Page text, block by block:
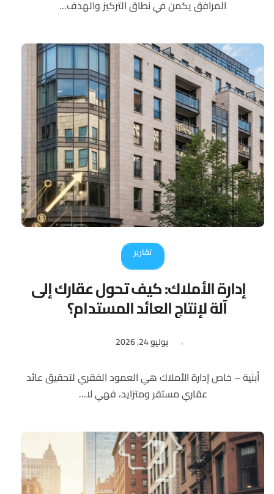
المرافق يكمن في نطاق التركيز والهدف...
تقارير
إدارة الأملاك: كيف تحول عقارك إلى
آلة لإنتاج العائد المستدام؟
يوليو 24, 2026
أبنية – خاص إدارة الأملاك هي العمود الفقري لتحقيق عائد
عقاري مستقر ومتزايد، فهي لا...